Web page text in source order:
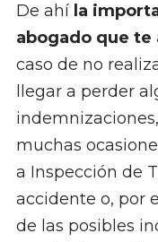
De ahí la
abogado que te
caso de no
llegar a perder
muchas
a Inspección de
accidente o, por
de las posibles